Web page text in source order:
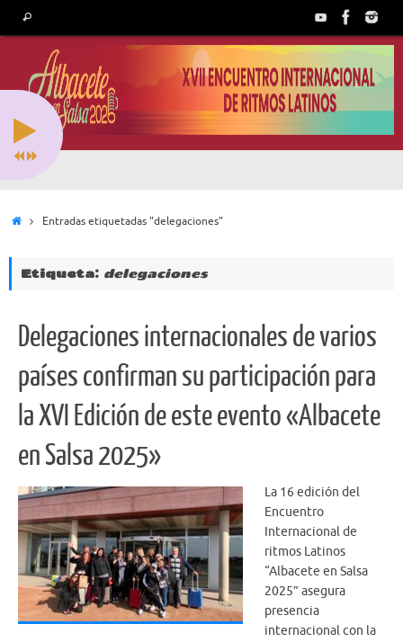
contenido
Buscar
InicioEntradas etiquetadas "delegaciones"
Etiqueta: delegaciones
Delegaciones internacionales de varios
países confirman su participación para
la XVI Edición de este evento «Albacete
en Salsa 2025»
La 16 edición del
Encuentro
Internacional de
ritmos Latinos
“Albacete en Salsa
2025” asegura
presencia
internacional con la